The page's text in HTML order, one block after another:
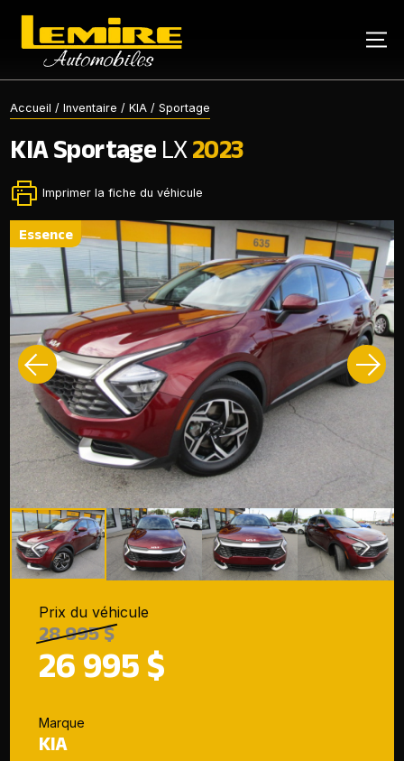
Accueil / Inventaire / KIA / Sportage
KIA Sportage LX2023
Imprimer la fiche du véhicule
essence
Prix du véhicule
28 995 $
26 995 $
Marque
KIA